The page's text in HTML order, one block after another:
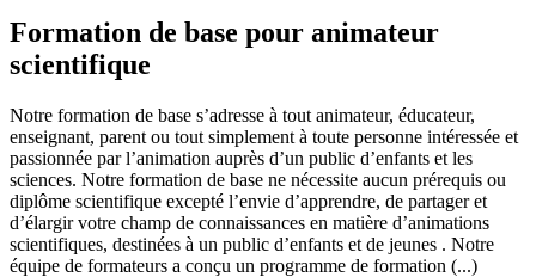
Formation de base pour animateur
scientifique
Notre formation de base s’adresse à tout animateur, éducateur,
enseignant, parent ou tout simplement à toute personne intéressée et
passionnée par l’animation auprès d’un public d’enfants et les
sciences. Notre formation de base ne nécessite aucun prérequis ou
diplôme scientifique excepté l’envie d’apprendre, de partager et
d’élargir votre champ de connaissances en matière d’animations
scientifiques, destinées à un public d’enfants et de jeunes . Notre
équipe de formateurs a conçu un programme de formation (...)